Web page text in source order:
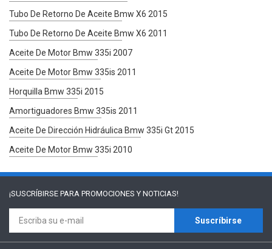
Tubo De Retorno De Aceite Bmw X6 2015
Tubo De Retorno De Aceite Bmw X6 2011
Aceite De Motor Bmw 335i 2007
Aceite De Motor Bmw 335is 2011
Horquilla Bmw 335i 2015
Amortiguadores Bmw 335is 2011
Aceite De Dirección Hidráulica Bmw 335i Gt 2015
Aceite De Motor Bmw 335i 2010
¡SUSCRÍBIRSE PARA PROMOCIONES Y NOTICIAS!
Suscríbirse